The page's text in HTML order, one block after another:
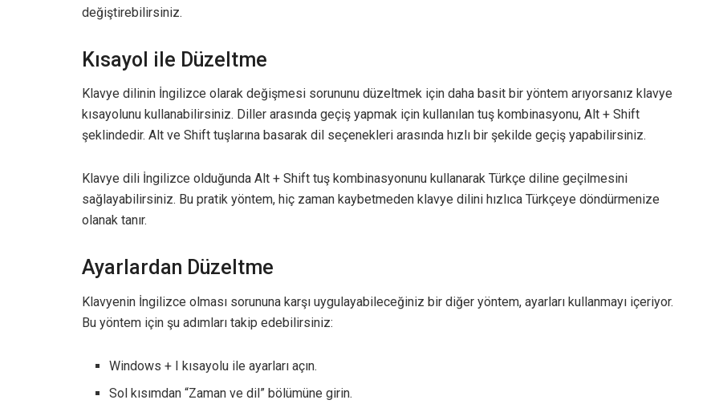
değiştirebilirsiniz.
Kısayol ile Düzeltme
Klavye dilinin İngilizce olarak değişmesi sorununu düzeltmek için daha basit bir yöntem arıyorsanız klavye
kısayolunu kullanabilirsiniz. Diller arasında geçiş yapmak için kullanılan tuş kombinasyonu, Alt + Shift
şeklindedir. Alt ve Shift tuşlarına basarak dil seçenekleri arasında hızlı bir şekilde geçiş yapabilirsiniz.
Klavye dili İngilizce olduğunda Alt + Shift tuş kombinasyonunu kullanarak Türkçe diline geçilmesini
sağlayabilirsiniz. Bu pratik yöntem, hiç zaman kaybetmeden klavye dilini hızlıca Türkçeye döndürmenize
olanak tanır.
Ayarlardan Düzeltme
Klavyenin İngilizce olması sorununa karşı uygulayabileceğiniz bir diğer yöntem, ayarları kullanmayı içeriyor.
Bu yöntem için şu adımları takip edebilirsiniz:
Windows + I kısayolu ile ayarları açın.
Sol kısımdan “Zaman ve dil” bölümüne girin.